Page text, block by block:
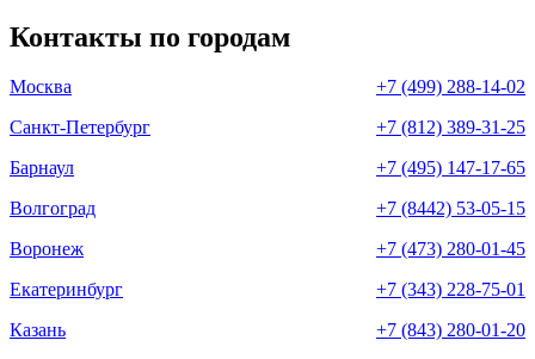
Контакты по городам
Москва
+7 (499) 288-14-02
Санкт-Петербург
+7 (812) 389-31-25
Барнаул
+7 (495) 147-17-65
Волгоград
+7 (8442) 53-05-15
Воронеж
+7 (473) 280-01-45
Екатеринбург
+7 (343) 228-75-01
Казань
+7 (843) 280-01-20